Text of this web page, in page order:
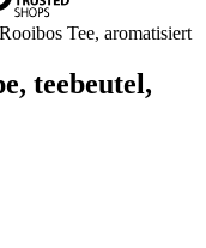
teebeutel,